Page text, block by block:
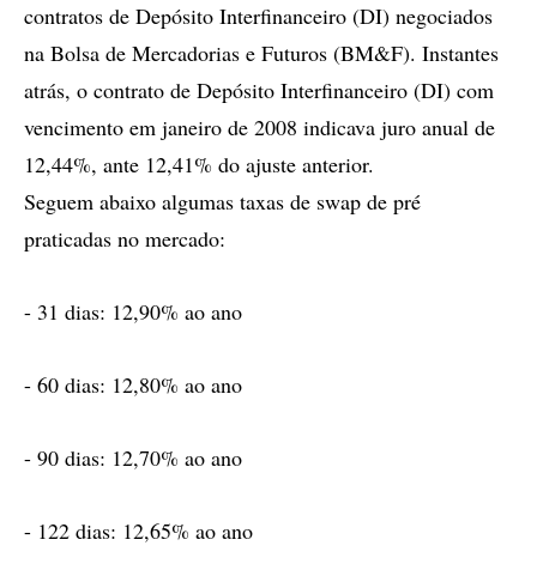
contratos de Depósito Interfinanceiro (DI) negociados
na Bolsa de Mercadorias e Futuros (BM&F). Instantes
atrás, o contrato de Depósito Interfinanceiro (DI) com
vencimento em janeiro de 2008 indicava juro anual de
12,44%, ante 12,41% do ajuste anterior.
Seguem abaixo algumas taxas de swap de pré
praticadas no mercado:
- 31 dias: 12,90% ao ano
- 60 dias: 12,80% ao ano
- 90 dias: 12,70% ao ano
- 122 dias: 12,65% ao ano